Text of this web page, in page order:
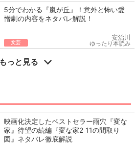
5分でわかる『嵐が丘』！意外と怖い愛
憎劇の内容をネタバレ解説！
文芸
安治川
ゆったり本読み
もっと見る
映画化決定したベストセラー雨穴『変な
家』待望の続編『変な家2 11の間取り
図』ネタバレ徹底解説